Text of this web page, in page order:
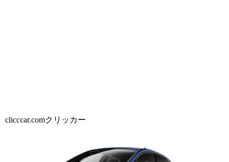
clicccar.comクリッカー